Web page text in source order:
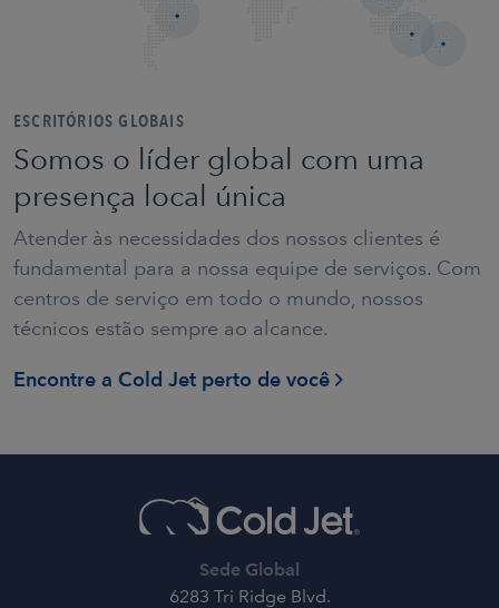
ESCRITÓRIOS GLOBAIS
Somos o líder global com uma
presença local única
Atender às necessidades dos nossos clientes é
fundamental para a nossa equipe de serviços. Com
centros de serviço em todo o mundo, nossos
técnicos estão sempre ao alcance.
Encontre a Cold Jet perto de você
Sede Global
6283 Tri Ridge Blvd.